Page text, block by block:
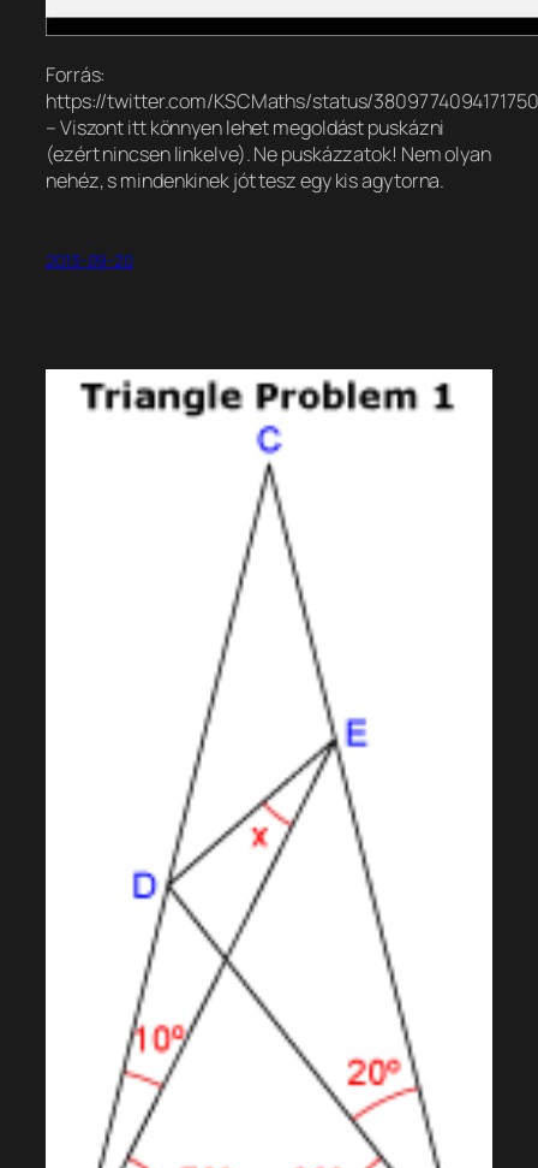
Forrás:
https://twitter.com/KSCMaths/status/
– Viszont itt könnyen lehet megoldást puskázni
(ezért nincsen linkelve). Ne puskázzatok! Nem olyan
nehéz, s mindenkinek jót tesz egy kis agytorna.
2013-09-20